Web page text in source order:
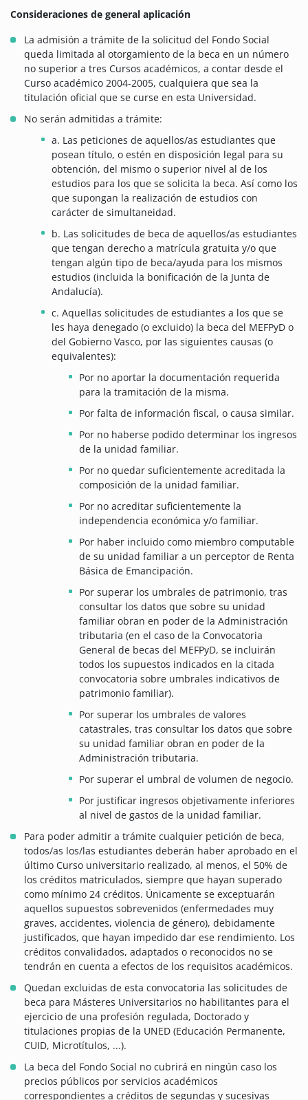
Consideraciones de general aplicación
La admisión a trámite de la solicitud del Fondo Social
queda limitada al otorgamiento de la beca en un número
no superior a tres Cursos académicos, a contar desde el
Curso académico 2004-2005, cualquiera que sea la
titulación oficial que se curse en esta Universidad.
No serán admitidas a trámite:
a. Las peticiones de aquellos/as estudiantes que
posean título, o estén en disposición legal para su
obtención, del mismo o superior nivel al de los
estudios para los que se solicita la beca. Así como los
que supongan la realización de estudios con
carácter de simultaneidad.
b. Las solicitudes de beca de aquellos/as estudiantes
que tengan derecho a matrícula gratuita y/o que
tengan algún tipo de beca/ayuda para los mismos
estudios (incluida la bonificación de la Junta de
Andalucía).
c. Aquellas solicitudes de estudiantes a los que se
les haya denegado (o excluido) la beca del MEFPyD o
del Gobierno Vasco, por las siguientes causas (o
equivalentes):
Por no aportar la documentación requerida
para la tramitación de la misma.
Por falta de información fiscal, o causa similar.
Por no haberse podido determinar los ingresos
de la unidad familiar.
Por no quedar suficientemente acreditada la
composición de la unidad familiar.
Por no acreditar suficientemente la
independencia económica y/o familiar.
Por haber incluido como miembro computable
de su unidad familiar a un perceptor de Renta
Básica de Emancipación.
Por superar los umbrales de patrimonio, tras
consultar los datos que sobre su unidad
familiar obran en poder de la Administración
tributaria (en el caso de la Convocatoria
General de becas del MEFPyD, se incluirán
todos los supuestos indicados en la citada
convocatoria sobre umbrales indicativos de
patrimonio familiar).
Por superar los umbrales de valores
catastrales, tras consultar los datos que sobre
su unidad familiar obran en poder de la
Administración tributaria.
Por superar el umbral de volumen de negocio.
Por justificar ingresos objetivamente inferiores
al nivel de gastos de la unidad familiar.
Para poder admitir a trámite cualquier petición de beca,
todos/as los/las estudiantes deberán haber aprobado en el
último Curso universitario realizado, al menos, el 50% de
los créditos matriculados, siempre que hayan superado
como mínimo 24 créditos. Únicamente se exceptuarán
aquellos supuestos sobrevenidos (enfermedades muy
graves, accidentes, violencia de género), debidamente
justificados, que hayan impedido dar ese rendimiento. Los
créditos convalidados, adaptados o reconocidos no se
tendrán en cuenta a efectos de los requisitos académicos.
Quedan excluidas de esta convocatoria las solicitudes de
beca para Másteres Universitarios no habilitantes para el
ejercicio de una profesión regulada, Doctorado y
titulaciones propias de la UNED (Educación Permanente,
CUID, Microtítulos, ...).
La beca del Fondo Social no cubrirá en ningún caso los
precios públicos por servicios académicos
correspondientes a créditos de segundas y sucesivas